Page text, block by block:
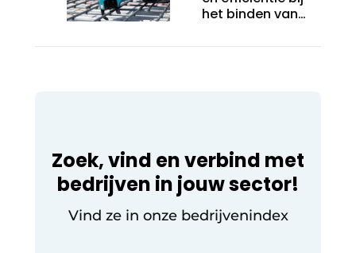
het binden van
Zoek, vind en verbind met
bedrijven in jouw sector!
Vind ze in onze bedrijvenindex